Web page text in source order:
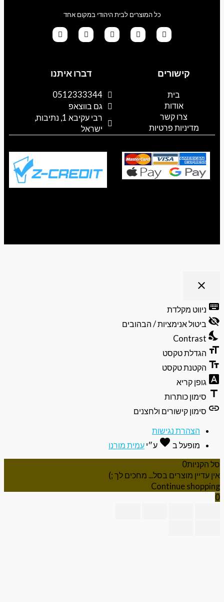
כל המוצרים לבית היהודי במקום אחד
a
s
a
p
p
o
k
o
l
e
קישורים
בית
אודות
צרו קשר
מדיניות פרטיות
דברו איתנו
0512333344
גם בווצאפ
רבי עקיבא 1, נתיבות,
ישראל
close
וסגירה
של
תפריט
הנגישות
ניווט מקלדת
ביטול אנימציות / הבהובים
Contrast
הגדלת טקסט
הקטנת טקסט
גופן קריא
סימון כותרות
סימון קישורים ולחצנים
הצהרת נגישות
מופעל בfavoriteאהבה
ע״יעמית מורנו
הקניות0
עדיין מוצרים בסל... מחכים לך ;)
Continue